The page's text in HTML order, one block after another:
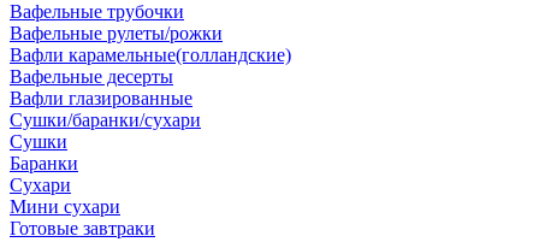
Вафельные трубочки
Вафельные рулеты/рожки
Вафли карамельные(голландские)
Вафельные десерты
Вафли глазированные
Сушки/баранки/сухари
Сушки
Баранки
Сухари
Мини сухари
Готовые завтраки